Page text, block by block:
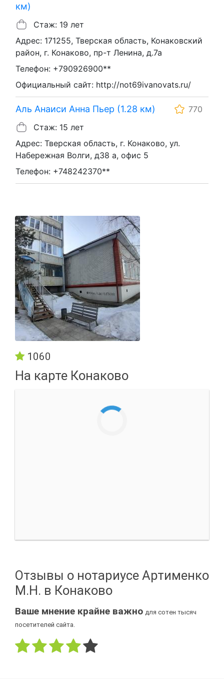
км)
Стаж: 19 лет
Адрес: 171255, Тверская область, Конаковский
район, г. Конаково, пр-т Ленина, д.7а
Телефон: +790926900**
Официальный сайт: http://not69ivanovats.ru/
Аль Анаиси Анна Пьер (1.28 км)
770
Стаж: 15 лет
Адрес: Тверская область, г. Конаково, ул.
Набережная Волги, д38 а, офис 5
Телефон: +748242370**
1060
На карте Конаково
Отзывы о нотариусе Артименко
М.Н. в Конаково
Ваше мнение крайне важно для сотен тысяч
посетителей сайта.